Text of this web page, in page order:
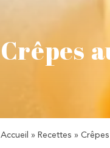
Crêpes
Accueil » Recettes »